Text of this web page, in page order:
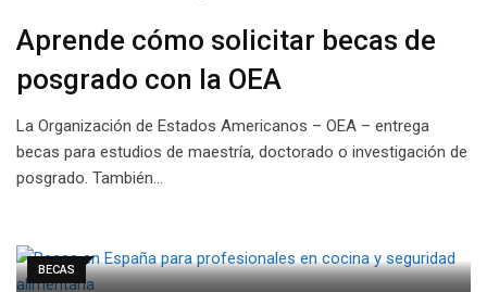
Aprende cómo solicitar becas de
posgrado con la OEA
La Organización de Estados Americanos – OEA – entrega
becas para estudios de maestría, doctorado o investigación de
posgrado. También…
BECAS